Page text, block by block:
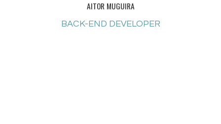
AITOR MUGUIRA
BACK-END DEVELOPER